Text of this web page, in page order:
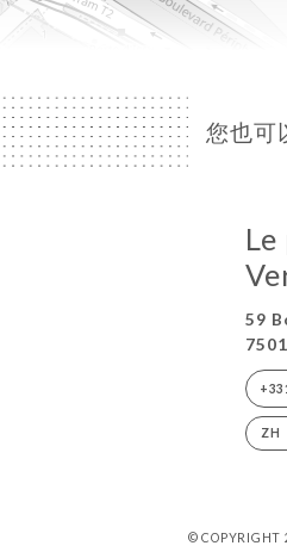
您也可
Le
59
ZH
© COPYRIGHT